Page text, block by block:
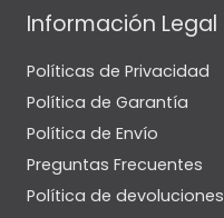
Información Legal
Políticas de Privacidad
Política de Garantía
Política de Envío
Preguntas Frecuentes
Política de devoluciones